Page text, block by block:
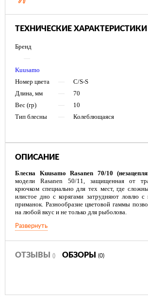
ТЕХНИЧЕСКИЕ ХАРАКТЕРИСТИКИ
Бренд
—
Kuusamo
Номер цвета
—
C/S-S
Длина, мм
—
70
Вес (гр)
—
10
Тип блесны
— Колеблющаяся
ОПИСАНИЕ
Блесна Kuusamo Rasanen 70/10
модели Rasanen 50/11, защищенная от
крючком специально для тех мест, где
илистое дно с корягами затрудняют ловлю
приманок. Разнообразие цветовой гаммы
на любой вкус и не только для рыболова.
Развернуть
ОТЗЫВЫ () ОБЗОРЫ (0)